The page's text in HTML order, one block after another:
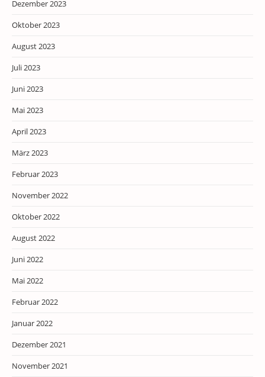
Dezember 2023
Oktober 2023
August 2023
Juli 2023
Juni 2023
Mai 2023
April 2023
März 2023
Februar 2023
November 2022
Oktober 2022
August 2022
Juni 2022
Mai 2022
Februar 2022
Januar 2022
Dezember 2021
November 2021